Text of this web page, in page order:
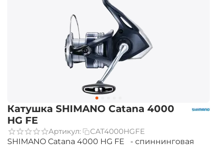
Катушка SHIMANO Catana 4000
HG FE
Артикул:
CAT4000HGFE
SHIMANO Catana 4000 HG FE - спиннинговая